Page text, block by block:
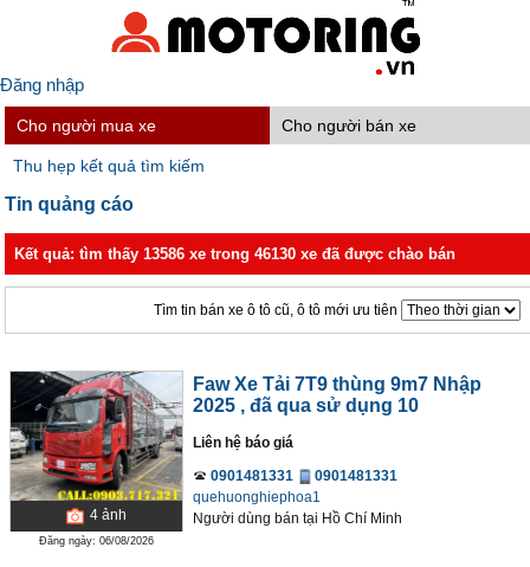
Đăng nhập
Cho người mua xe Cho người bán xe
Thu hẹp kết quả tìm kiếm
Tin quảng cáo
Kết quả: tìm thấy 13586 xe trong 46130 xe đã được chào bán
Tìm tin bán xe ô tô cũ, ô tô mới ưu tiên
4 ảnh
Đăng ngày: 06/08/2026
Faw Xe Tải 7T9 thùng 9m7 Nhập
2025 , đã qua sử dụng 10
Liên hệ báo giá
0901481331
0901481331
quehuonghiephoa1
Người dùng bán tại Hồ Chí Minh